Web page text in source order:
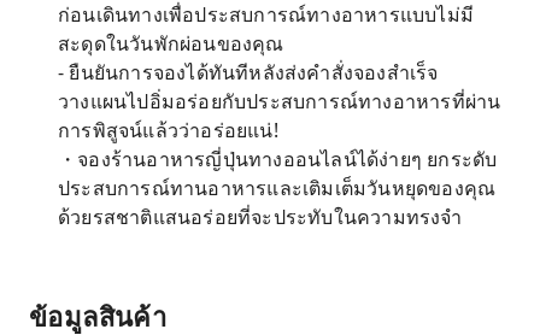
ก่อนเดินทางเพื่อประสบการณ์ทางอาหารแบบไม่มี
สะดุดในวันพักผ่อนของคุณ
- ยืนยันการจองได้ทันทีหลังส่งคำสั่งจองสำเร็จ
วางแผนไปอิ่มอร่อยกับประสบการณ์ทางอาหารที่ผ่าน
การพิสูจน์แล้วว่าอร่อยแน่!
・จองร้านอาหารญี่ปุ่นทางออนไลน์ได้ง่ายๆ ยกระดับ
ประสบการณ์ทานอาหารและเติมเต็มวันหยุดของคุณ
ด้วยรสชาติแสนอร่อยที่จะประทับในความทรงจำ
ข้อมูลสินค้า